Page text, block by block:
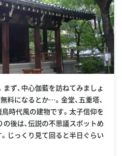
ず、中心伽藍を訪ねてみましょ
料になるとか…。金堂、五重塔、
時代風の建物です。太子信仰を
後は、伝説の不思議スポットめ
じっくり見て回ると半日ぐらい